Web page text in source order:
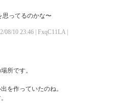
思ってるのかな〜
08/10 23:46 | FxqC11LA |
所です。
を作っていたのね。